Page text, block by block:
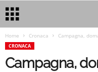
Home Cronaca Campagna,
CRONACA
Campagna,